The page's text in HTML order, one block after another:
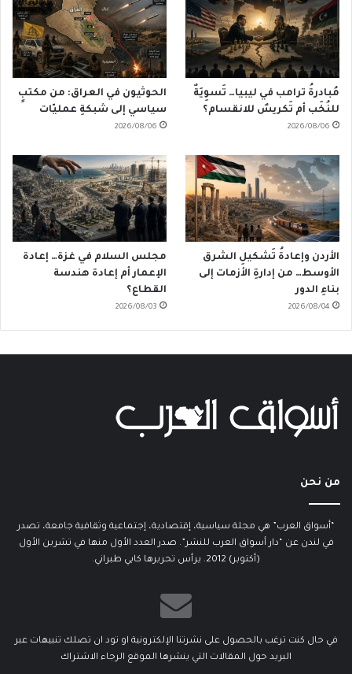
مُبادرةُ ترامب في ليبيا… تَسوِيَةٌ
للنُخَب أم تَكريسٌ للانقسام؟
2026/08/06
الحوثيون في العراق: من مكتبٍ
سياسي إلى شبكةِ عمليّات
2026/08/06
الأردن وإعادةُ تَشكيلِ الشرق
الأوسط… من إدارةِ الأزمات إلى
بناءِ الدور
2026/08/04
مجلس السلام في غزة… إعادة
الإعمار أم إعادة هندسة
القطاع؟
2026/08/03
من نحن
“أسواق العرب” هي مجلة سياسية، إقتصادية، إجتماعية وثقافية جامعة، تصدر
في لندن عن “دار أسواق العرب للنشر”. صدر العدد الأول منها في تشرين الأول
(أكتوبر) 2012. يرأس تحريرها كابي طبراني.
في حال كنت ترغب بالحصول على نشرتنا الإلكترونية او تود ان تصلك تنبيهات عبر
البريد حول المقالات التي ينشرها الموقع الرجاء الاشتراك